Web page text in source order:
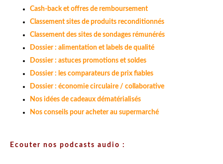
Cash-back et offres de remboursement
Classement sites de produits reconditionnés
Classement des sites de sondages rémunérés
Dossier : alimentation et labels de qualité
Dossier : astuces promotions et soldes
Dossier : les comparateurs de prix fiables
Dossier : économie circulaire / collaborative
Nos idées de cadeaux dématérialisés
Nos conseils pour acheter au supermarché
Ecouter nos podcasts audio :